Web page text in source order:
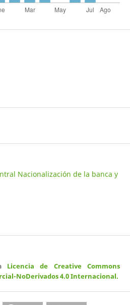
Nacionalización de la banca y
Licencia de Creative Commons
NoDerivados 4.0 Internacional.